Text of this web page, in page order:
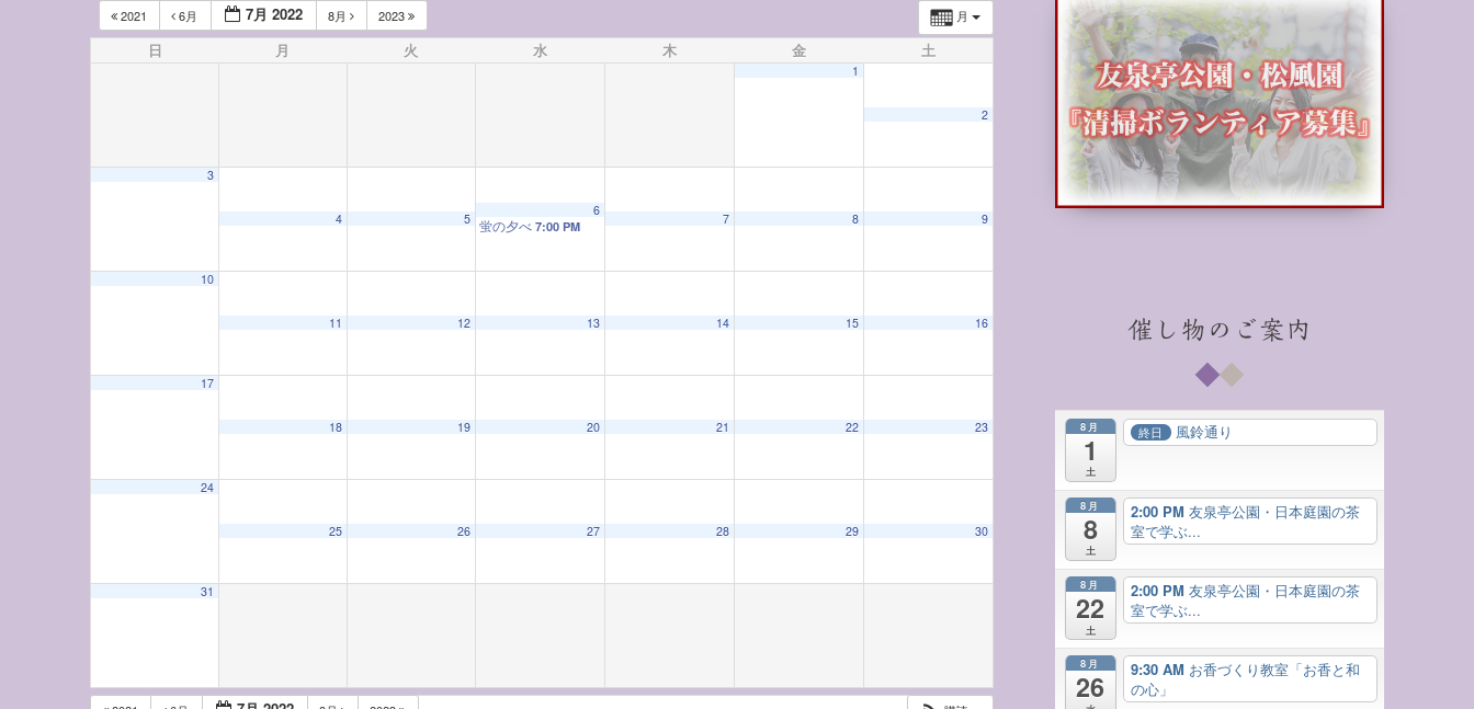
月
2021 6月 7月 2022 8月 2023
日 月 火 水 木 金 土
1
2
3
4 5
6
蛍の夕べ 7:00 PM 7 8 9
10
11 12 13 14 15 16
17
18 19 20 21 22 23
24
25 26 27 28 29 30
31
催し物のご案内
8月
1
土
終日 風鈴通り
8月
8
土
2:00 PM 友泉亭公園・日本庭園の茶
室で学ぶ...
8月
22
土
2:00 PM 友泉亭公園・日本庭園の茶
室で学ぶ...
8月
26
9:30 AM お香づくり教室「お香と和
の心」